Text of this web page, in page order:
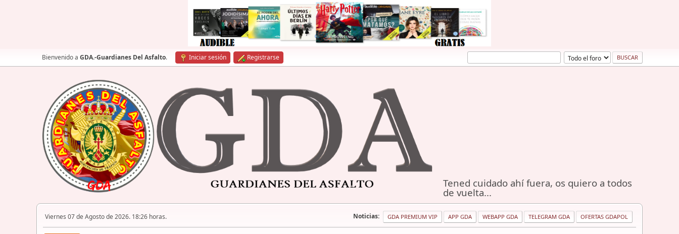
Bienvenido a GDA.-Guardianes Del Asfalto. Iniciar sesión Registrarse
Tened cuidado ahí fuera, os quiero a todos
de vuelta...
Viernes 07 de Agosto de 2026. 18:26 horas. Noticias: GDA PREMIUM VIP APP GDA WEBAPP GDA TELEGRAM GDA OFERTAS GDAPOL